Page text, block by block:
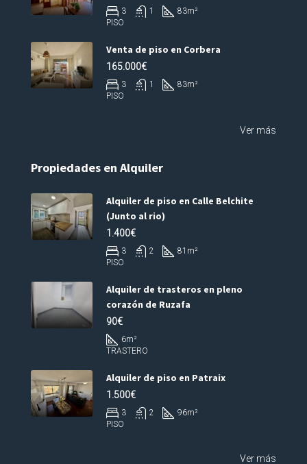
3 1 83m²
PISO
Venta de piso en Corbera
165.000€
3 1 83m²
PISO
Ver más
Propiedades en Alquiler
Alquiler de piso en Calle Belchite
(Junto al rio)
1.400€
3 2 81 m²
PISO
Alquiler de trasteros en pleno
corazón de Ruzafa
90€
6m²
TRASTERO
Alquiler de piso en Patraix
1.500€
3 2 96m²
PISO
Ver más